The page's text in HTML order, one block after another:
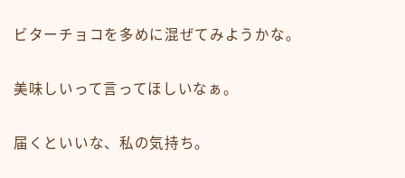
ビターチョコを多めに混ぜてみようかな。
美味しいって言ってほしいなぁ。
届くといいな、私の気持ち。